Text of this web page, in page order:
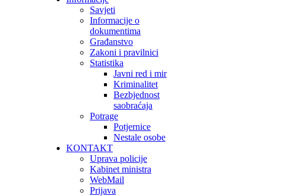
Savjeti
Informacije o
dokumentima
Građanstvo
Zakoni i pravilnici
Statistika
Javni red i mir
Kriminalitet
Bezbjednost
saobraćaja
Potrage
Potjernice
Nestale osobe
KONTAKT
Uprava policije
Kabinet ministra
WebMail
Prijava